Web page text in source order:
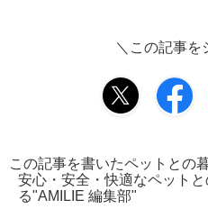
＼この記事を
この記事を書いたペットとの
安心・安全・快適なペット
る"AMILIE 編集部"